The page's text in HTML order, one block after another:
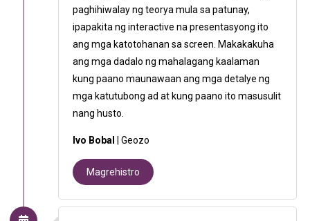
paghihiwalay ng teorya mula sa patunay,
ipapakita ng interactive na presentasyong ito
ang mga katotohanan sa screen. Makakakuha
ang mga dadalo ng mahalagang kaalaman
kung paano maunawaan ang mga detalye ng
mga katutubong ad at kung paano ito masusulit
nang husto.
Ivo Bobal | Geozo
Magrehistro